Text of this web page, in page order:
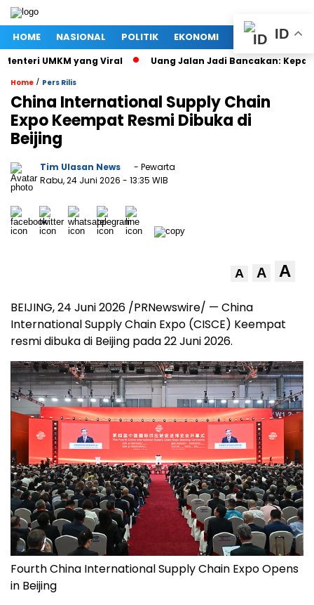
HOME NASIONAL POLITIK EKONOMI MEGAPOLITAN
UMKM yang Viral Uang Jalan Jadi Bancakan: Kepala
Home / Pers Rilis
China International Supply Chain
Expo Keempat Resmi Dibuka di
Beijing
Tim Ulasan News
- Pewarta
Rabu, 24 Juni 2026 - 13:35 WIB
A A A
BEIJING, 24 Juni 2026 /PRNewswire/ — China
International Supply Chain Expo (CISCE) Keempat
resmi dibuka di Beijing pada 22 Juni 2026.
Fourth China International Supply Chain Expo Opens
in Beijing
ID